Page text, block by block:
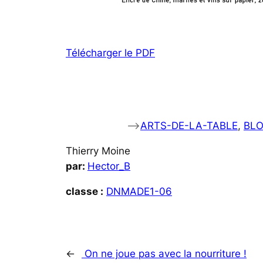
Télécharger le PDF
–>ARTS-DE-LA-TABLE,
Thierry Moine
par: Hector_B
classe : DNMADE1-06
← On ne joue pas avec la nourriture !